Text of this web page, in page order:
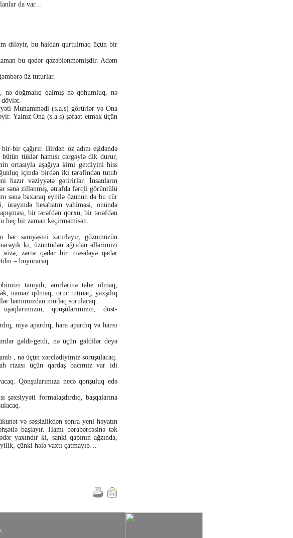
da var...
diləyir, bu haldan qurtulmaq üçün bir
bu qədər qəzəblənməmişdir. Adəm
üz tuturlar.
doğmalıq qalmış nə qohumluq, nə
dövlət.
Muhammədi (s.a.s) görürlər və Ona
Yalnız Ona (s.a.s) şəfaət etmək üçün
bir çağırır. Birdən öz adını eşidəndə
tüklər hamısı cərgəylə dik durur,
ortasıyla aşağıya kimi getdiyini hiss
içində birdən iki tərəfindən tutub
hazır vəziyyətə gətirirlər. İnsanların
sənə zillənmiş, ətrafda fərqli görüntülü
sənə baxaraq eynilə özünün də bu cür
ürəyində hesabatın vahiməsi, önündə
bir tərəfdən qorxu, bir tərəfdən
heç bir zaman keçirməmisən.
hər saniyəsini xatırlayır, gözümüzün
ki, üzüntüdən ağrıdan əllərimizi
zərrə qədər bir məsələyə qədər
– buyuracaq.
tanıyıb, əmrlərinə tabe olmaq,
namaz qılmaq, oruc tutmaq, yaxşılıq
hamımızdan mütləq sorulacaq…
qonşularımızın, dost-
niyə apardıq, hara apardıq və hansı
gəldi-getdi, nə üçün gəldilər deyə
, nə üçün xərclədiyimiz soruşulacaq.
rizası üçün qardaş bacımız var idi
Qonşularımıza necə qonşuluq edə
formalaşdırdıq, başqalarına
və səssizlikdən sonra yeni həyatın
başlayır. Hamı bərabərcəsinə tək
yaxındır ki, sanki qapının ağzında,
çünki hələ vaxtı çatmayıb…